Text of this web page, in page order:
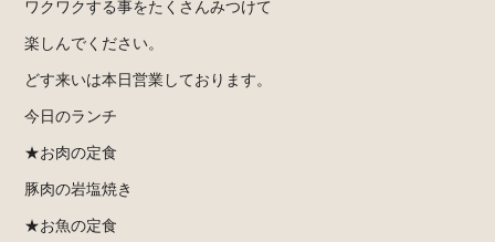
ワクワクする事をたくさんみつけて
楽しんでください。
どす来いは本日営業しております。
今日のランチ
★お肉の定食
豚肉の岩塩焼き
★お魚の定食